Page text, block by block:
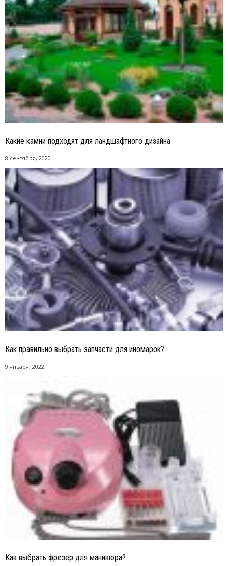
Какие камни подходят для ландшафтного дизайна
8 сентября, 2020
Как правильно выбрать запчасти для иномарок?
9 января, 2022
Как выбрать фрезер для маникюра?